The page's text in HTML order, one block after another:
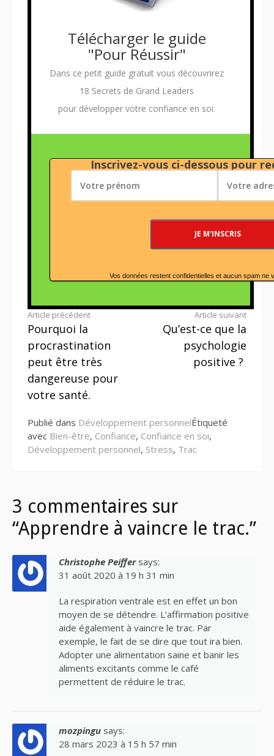
Télécharger le guide
"Pour Réussir"
Dans ce petit guide gratuit vous découvrirez
18 Secrets de Grand Leaders
pour développer votre confiance en soi.
Inscrivez-vous ci-dessous pour
Vos données restent confidentielles et aucun spam ne
Lire
la
suite
Article précédent
Pourquoi la
procrastination
peut être très
dangereuse pour
votre santé.
Article suivant
Qu’est-ce que la
psychologie
positive ?
Publié dans Développement personnelÉtiqueté
avec Bien-être, Confiance, Confiance en soi,
Développement personnel, Stress, Trac
3 commentaires sur
“Apprendre à vaincre le trac.”
Christophe Peiffer says:
31 août 2020 à 19 h 31 min
La respiration ventrale est en effet un bon
moyen de se détendre. L’affirmation positive
aide également à vaincre le trac. Par
exemple, le fait de se dire que tout ira bien.
Adopter une alimentation saine et banir les
aliments excitants comme le café
permettent de réduire le trac.
mozpingu says:
28 mars 2023 à 15 h 57 min